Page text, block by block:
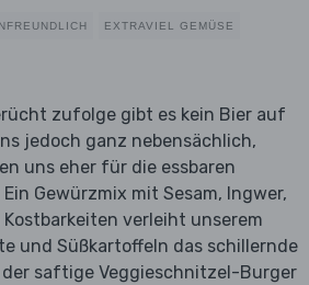
EXTRAVIEL GEMÜSE
zufolge gibt es kein Bier auf
jedoch ganz nebensächlich,
uns eher für die essbaren
Gewürzmix mit Sesam, Ingwer,
verleiht unserem
und Süßkartoffeln das schillernde
der saftige Veggieschnitzel-Burger